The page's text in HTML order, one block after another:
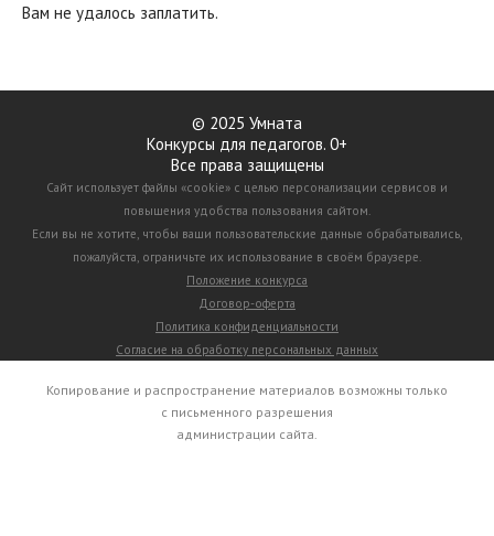
Вам не удалось заплатить.
© 2025 Умната
Конкурсы для педагогов. 0+
Все права защищены
Сайт использует файлы «cookie» с целью персонализации сервисов и
повышения удобства пользования сайтом.
Если вы не хотите, чтобы ваши пользовательские данные обрабатывались,
пожалуйста, ограничьте их использование в своём браузере.
Положение конкурса
Договор-оферта
Политика конфиденциальности
Согласие на обработку персональных данных
Копирование и распространение материалов возможны только
с письменного разрешения
администрации сайта.